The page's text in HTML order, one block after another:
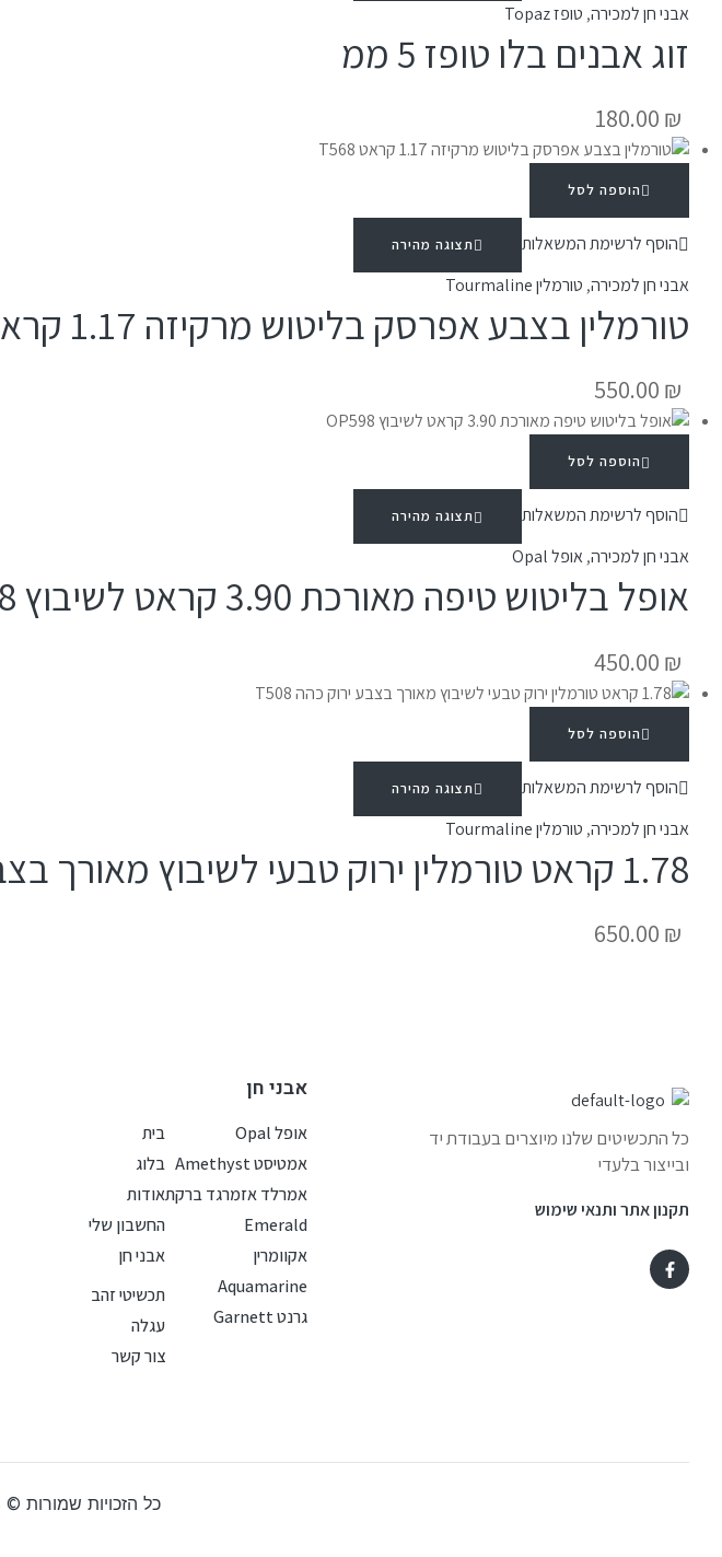
אבני חן למכירה, טופז Topaz
זוג אבנים בלו טופז 5 ממ
180.00 ₪
הוספה לסל
הוסף לרשימת המשאלות תצוגה מהירה
אבני חן למכירה, טורמלין Tourmaline
טורמלין בצבע אפרסק בליטוש מרקיזה 1.17 קראט T568
550.00 ₪
הוספה לסל
הוסף לרשימת המשאלות תצוגה מהירה
אבני חן למכירה,אופל Opal
אופל בליטוש טיפה מאורכת 3.90 קראט לשיבוץ OP598
450.00 ₪
הוספה לסל
הוסף לרשימת המשאלות תצוגה מהירה
אבני חן למכירה, טורמלין Tourmaline
1.78 קראט טורמלין ירוק טבעי לשיבוץ מאורך בצבע ירוק כהה T508
650.00 ₪
כל התכשיטים שלנו מיוצרים בעבודת יד
ובייצור בלעדי
תקנון אתר ותנאי שימוש
אבני חן
אופל Opal
אמטיסט Amethyst
אמרלד אזמרגד ברקת
Emerald
אקוומרין
Aquamarine
גרנט Garnett
בית
בלוג
אודות
החשבון שלי
אבני חן
תכשיטי זהב
עגלה
צור קשר
כל הזכויות שמורות © 2023 AVIDAN JEWELRY